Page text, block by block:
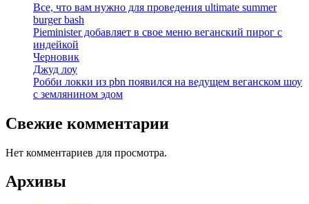
Все, что вам нужно для проведения ultimate summer
burger bash
Pieminister добавляет в свое меню веганский пирог с
индейкой
Черновик
Джуд лоу
Робби локки из pbn появился на ведущем веганском шоу
с землянином эдом
Свежие комментарии
Нет комментариев для просмотра.
Архивы